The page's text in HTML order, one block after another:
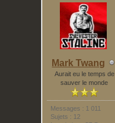
Mark Twang
Aurait eu le temps de
sauver le monde
Messages : 1 011
Sujets : 12